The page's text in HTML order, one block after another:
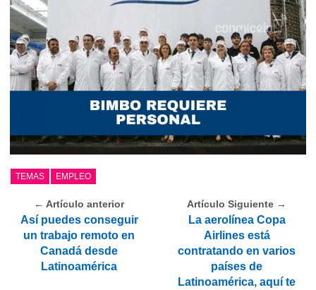
TEMAS EMPLEO
← Artículo anterior
Así puedes conseguir
un trabajo remoto en
Canadá desde
Latinoamérica
Artículo Siguiente →
La aerolínea Copa
Airlines está
contratando en varios
países de
Latinoamérica, aquí te